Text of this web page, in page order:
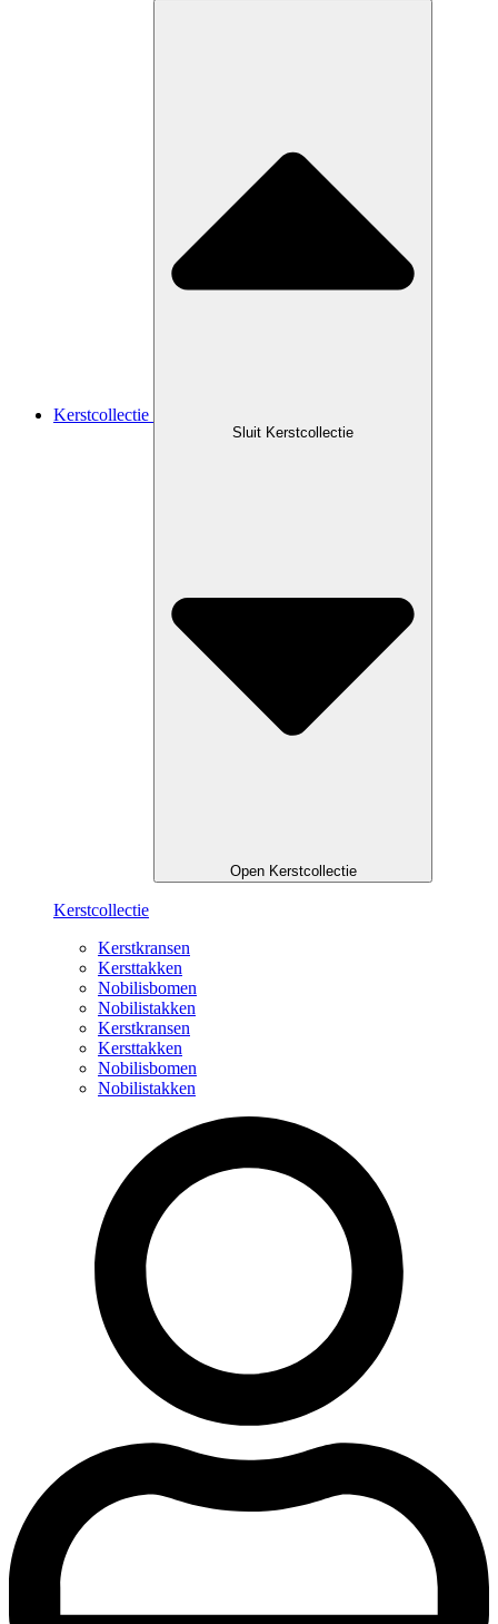
Kerstcollectie
Sluit Kerstcollectie
Open Kerstcollectie
Kerstcollectie
Kerstkransen
Kersttakken
Nobilisbomen
Nobilistakken
Kerstkransen
Kersttakken
Nobilisbomen
Nobilistakken